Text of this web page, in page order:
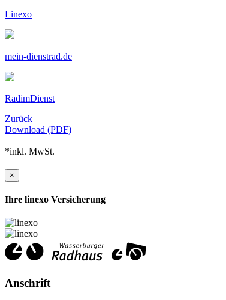
Linexo
mein-dienstrad.de
RadimDienst
Zurück
Download (PDF)
*inkl. MwSt.
×
Ihre linexo Versicherung
Anschrift